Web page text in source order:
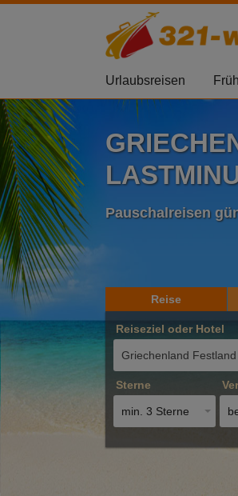
Urlaubsreisen
Pauschalreisen
Reise
Reiseziel oder Hotel
Sterne
min. 3 Sterne